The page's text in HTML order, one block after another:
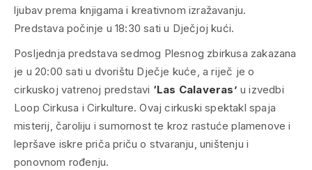
ljubav prema knjigama i kreativnom izražavanju.
Predstava počinje u 18:30 sati u Dječjoj kući.
Posljednja predstava sedmog Plesnog zbirkusa zakazana
je u 20:00 sati u dvorištu Dječje kuće, a riječ je o
cirkuskoj vatrenoj predstavi ‘Las Calaveras’ u izvedbi
Loop Cirkusa i Cirkulture. Ovaj cirkuski spektakl spaja
misterij, čaroliju i sumornost te kroz rastuće plamenove i
lepršave iskre priča priču o stvaranju, uništenju i
ponovnom rođenju.